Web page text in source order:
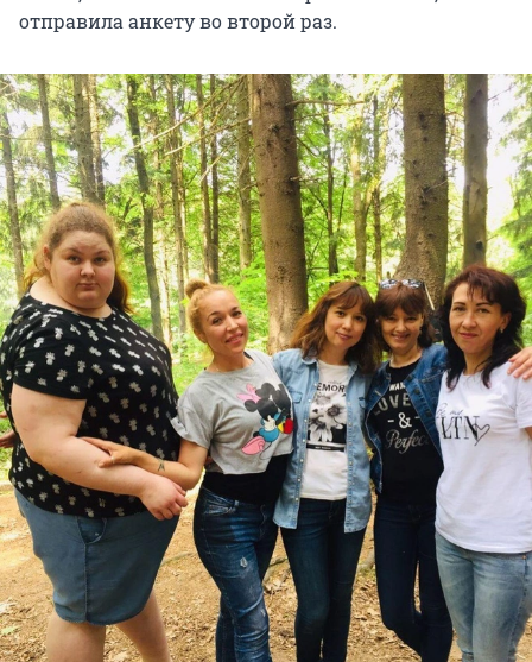
отправила анкету во второй раз.